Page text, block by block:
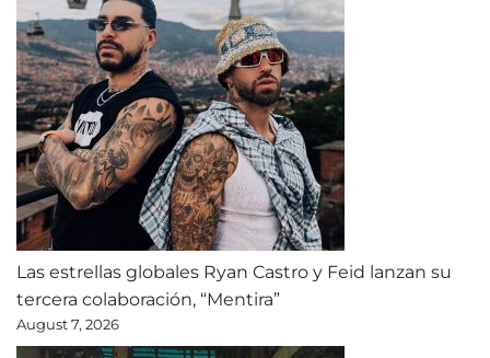
Las estrellas globales Ryan Castro y Feid lanzan su
tercera colaboración, “Mentira”
August 7, 2026